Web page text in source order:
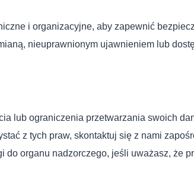
i organizacyjne, aby zapewnić
nieuprawnionym ujawnieniem lub
lub ograniczenia przetwarzania swoich
z tych praw, skontaktuj się z nami
do organu nadzorczego, jeśli uważasz, że